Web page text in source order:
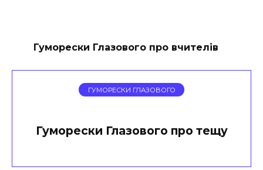
Гуморески Глазового про вчителів
ГУМОРЕСКИ ГЛАЗОВОГО
Гуморески Глазового про тещу